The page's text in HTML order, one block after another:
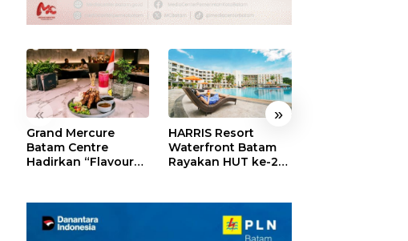
« »
Grand Mercure
Batam Centre
Hadirkan “Flavours
dengan Cita Rasa
Kuliner Indonesia
HARRIS Resort
Waterfront Batam
Rayakan HUT ke-24,
24%